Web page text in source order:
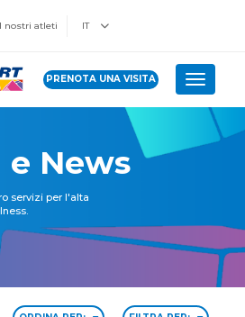
I nostri atleti IT
PRENOTA UNA VISITA Toggle
News
servizi per l'alta